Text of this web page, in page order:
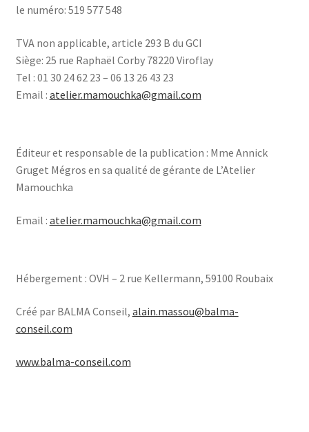
le numéro: 519 577 548
TVA non applicable, article 293 B du GCI
Siège: 25 rue Raphaël Corby 78220 Viroflay
Tel : 01 30 24 62 23 – 06 13 26 43 23
Email : atelier.mamouchka@gmail.com
Éditeur et responsable de la publication : Mme Annick
Gruget Mégros en sa qualité de gérante de L’Atelier
Mamouchka
Email : atelier.mamouchka@gmail.com
Hébergement : OVH – 2 rue Kellermann, 59100 Roubaix
Créé par BALMA Conseil, alain.massou@balma-
conseil.com
www.balma-conseil.com